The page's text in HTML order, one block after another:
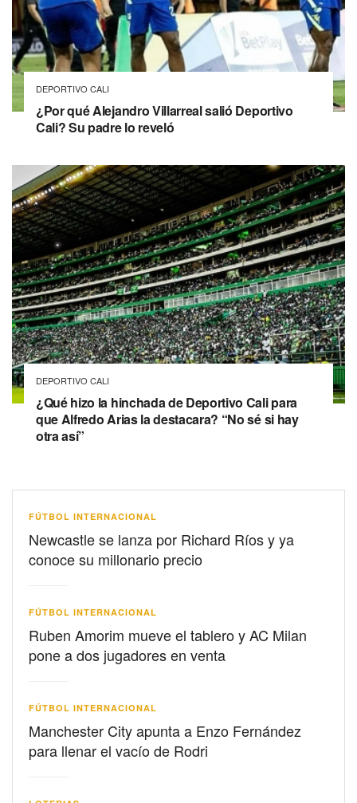
DEPORTIVO CALI
¿Por qué Alejandro Villarreal salió Deportivo
Cali? Su padre lo reveló
DEPORTIVO CALI
¿Qué hizo la hinchada de Deportivo Cali para
que Alfredo Arias la destacara? “No sé si hay
otra así”
FÚTBOL INTERNACIONAL
Newcastle se lanza por Richard Ríos y ya
conoce su millonario precio
FÚTBOL INTERNACIONAL
Ruben Amorim mueve el tablero y AC Milan
pone a dos jugadores en venta
FÚTBOL INTERNACIONAL
Manchester City apunta a Enzo Fernández
para llenar el vacío de Rodri